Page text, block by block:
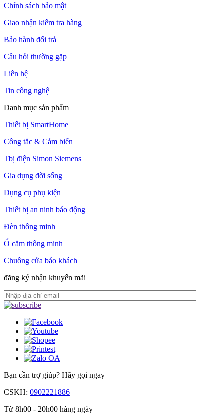
Chính sách bảo mật
Giao nhận kiểm tra hàng
Bảo hành đổi trả
Câu hỏi thường gặp
Liên hệ
Tin công nghệ
Danh mục sản phẩm
Thiết bị SmartHome
Công tắc & Cảm biến
Tbị điện Simon Siemens
Gia dụng đời sống
Dụng cụ phụ kiện
Thiết bị an ninh báo động
Đèn thông minh
Ổ cắm thông minh
Chuông cửa báo khách
đăng ký nhận khuyến mãi
Bạn cần trợ giúp? Hãy gọi ngay
CSKH: 0902221886
Từ 8h00 - 20h00 hàng ngày